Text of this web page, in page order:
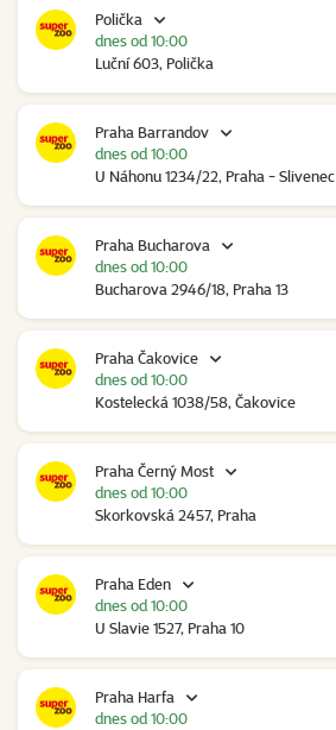
Polička
Luční 603, Polička
dnes od 10:00
Praha Barrandov
U Náhonu 1234/22, Praha - Slivenec
dnes od 10:00
Praha Bucharova
Bucharova 2946/18, Praha 13
dnes od 10:00
Praha Čakovice
Kostelecká 1038/58, Čakovice
dnes od 10:00
Praha Černý Most
Skorkovská 2457, Praha
dnes od 10:00
Praha Eden
U Slavie 1527, Praha 10
dnes od 10:00
Praha Harfa
dnes od 10:00